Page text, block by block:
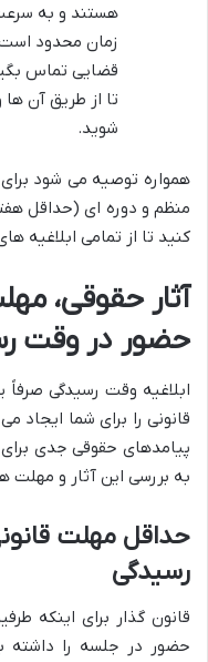
هستند و به
زمان محدود
قضایی تماس
تا از طریق آن
شوید.
همواره توصیه می شود
منظم و دوره ای (حداقل
کنید تا از تمامی ابلاغیه
آثار حقوقی،
حضور در وقت
ابلاغیه وقت رسیدگی
قانونی را برای شما ایجاد
پیامدهای حقوقی جدی
به بررسی این آثار و مهلت
حداقل مهلت
رسیدگی
قانون گذار برای اینکه
حضور در جلسه را داشته